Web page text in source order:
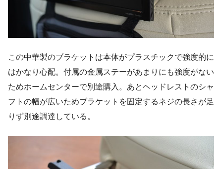
この中華製のブラケットは本体がプラスチックで強度的に
はかなり心配。付属の金属ステーがあまりにも強度がない
ためホームセンターで別途購入。あとヘッドレストのシャ
フトの幅が広いためブラケットを固定するネジの長さが足
りず別途調達している。